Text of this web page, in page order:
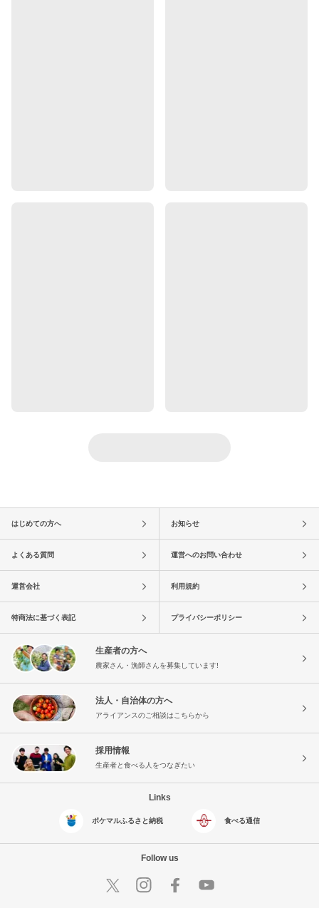
はじめての方へ お知らせ
よくある質問 運営へのお問い合わせ
運営会社 利用規約
特商法に基づく表記 プライバシーポリシー
生産者の方へ
農家さん・漁師さんを募集しています!
法人・自治体の方へ
アライアンスのご相談はこちらから
採用情報
生産者と食べる人をつなぎたい
Links
ポケマルふるさと納税 食べる通信
Follow us